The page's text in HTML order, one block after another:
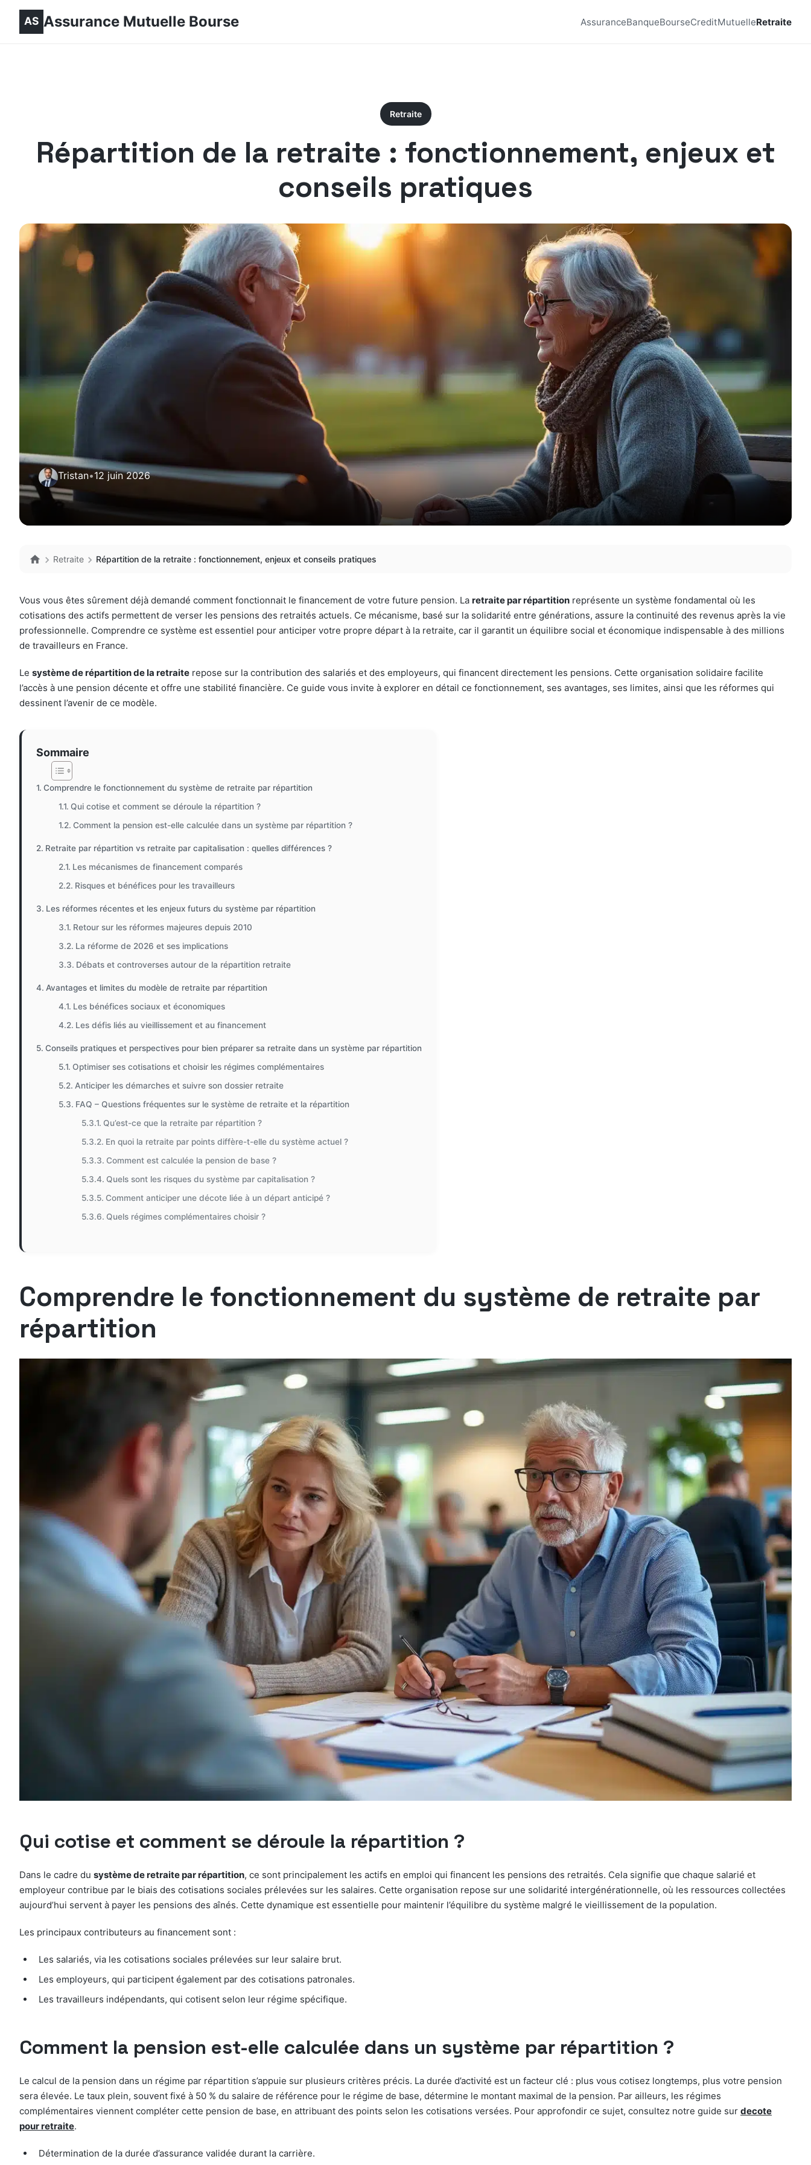
Assurance Mutuelle Bourse AssuranceBanqueBourseCreditMutuelleRetraite
Retraite
Répartition de la retraite : fonctionnement, enjeux et
conseils pratiques
Tristan•12 juin 2026
Retraite Répartition de la retraite : fonctionnement, enjeux et conseils pratiques
Vous vous êtes sûrement déjà demandé comment fonctionnait le financement de votre future pension. La retraite par répartition représente un système fondamental où les
cotisations des actifs permettent de verser les pensions des retraités actuels. Ce mécanisme, basé sur la solidarité entre générations, assure la continuité des revenus après la vie
professionnelle. Comprendre ce système est essentiel pour anticiper votre propre départ à la retraite, car il garantit un équilibre social et économique indispensable à des millions
de travailleurs en France.
Le système de répartition de la retraite repose sur la contribution des salariés et des employeurs, qui financent directement les pensions. Cette organisation solidaire facilite
l’accès à une pension décente et offre une stabilité financière. Ce guide vous invite à explorer en détail ce fonctionnement, ses avantages, ses limites, ainsi que les réformes qui
dessinent l’avenir de ce modèle.
Sommaire
Comprendre le fonctionnement du système de retraite par répartition
Qui cotise et comment se déroule la répartition ?
Comment la pension est-elle calculée dans un système par répartition ?
Retraite par répartition vs retraite par capitalisation : quelles différences ?
Les mécanismes de financement comparés
Risques et bénéfices pour les travailleurs
Les réformes récentes et les enjeux futurs du système par répartition
Retour sur les réformes majeures depuis 2010
La réforme de 2026 et ses implications
Débats et controverses autour de la répartition retraite
Avantages et limites du modèle de retraite par répartition
Les bénéfices sociaux et économiques
Les défis liés au vieillissement et au financement
Conseils pratiques et perspectives pour bien préparer sa retraite dans un système par répartition
Optimiser ses cotisations et choisir les régimes complémentaires
Anticiper les démarches et suivre son dossier retraite
FAQ – Questions fréquentes sur le système de retraite et la répartition
Qu’est-ce que la retraite par répartition ?
En quoi la retraite par points diffère-t-elle du système actuel ?
Comment est calculée la pension de base ?
Quels sont les risques du système par capitalisation ?
Comment anticiper une décote liée à un départ anticipé ?
Quels régimes complémentaires choisir ?
Comprendre le fonctionnement du système de retraite par
répartition
Qui cotise et comment se déroule la répartition ?
Dans le cadre du système de retraite par répartition, ce sont principalement les actifs en emploi qui financent les pensions des retraités. Cela signifie que chaque salarié et
employeur contribue par le biais des cotisations sociales prélevées sur les salaires. Cette organisation repose sur une solidarité intergénérationnelle, où les ressources collectées
aujourd’hui servent à payer les pensions des aînés. Cette dynamique est essentielle pour maintenir l’équilibre du système malgré le vieillissement de la population.
Les principaux contributeurs au financement sont :
Les salariés, via les cotisations sociales prélevées sur leur salaire brut.
Les employeurs, qui participent également par des cotisations patronales.
Les travailleurs indépendants, qui cotisent selon leur régime spécifique.
Comment la pension est-elle calculée dans un système par répartition ?
Le calcul de la pension dans un régime par répartition s’appuie sur plusieurs critères précis. La durée d’activité est un facteur clé : plus vous cotisez longtemps, plus votre pension
sera élevée. Le taux plein, souvent fixé à 50 % du salaire de référence pour le régime de base, détermine le montant maximal de la pension. Par ailleurs, les régimes
complémentaires viennent compléter cette pension de base, en attribuant des points selon les cotisations versées. Pour approfondir ce sujet, consultez notre guide sur decote
pour retraite.
Détermination de la durée d’assurance validée durant la carrière.